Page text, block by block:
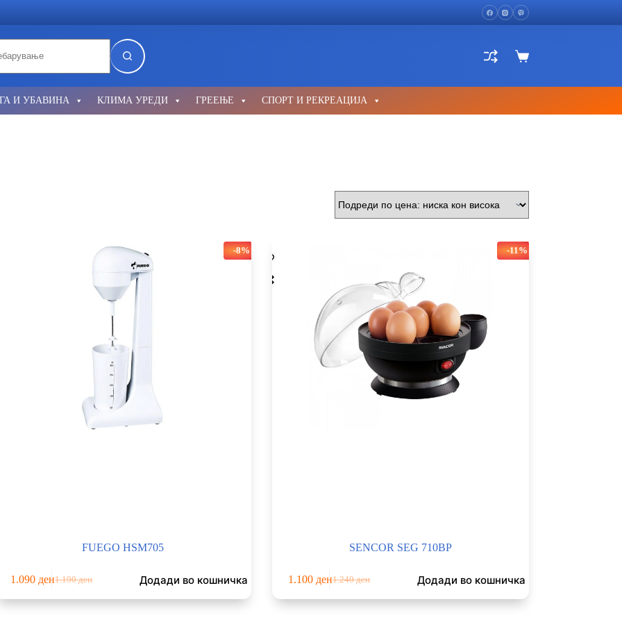
Shopping
И УБАВИНА КЛИМА УРЕДИ ГРЕЕЊЕ СПОРТ И РЕКРЕАЦИЈА
-8%
FUEGO HSM705
1.190ден
Original
price
1.090 денCurrent
price
Додади во кошничка
-11%
SENCOR SEG 710BP
1.240ден
Original
price
1.100 денCurrent
price
Додади во кошничка